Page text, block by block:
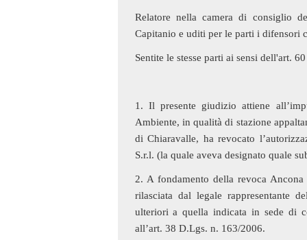
Relatore nella camera di consiglio
Capitanio e uditi per le parti i difensori
Sentite le stesse parti ai sensi dell'art.
1. Il presente giudizio attiene
Ambiente, in qualità di stazione
di Chiaravalle, ha revocato
S.r.l. (la quale aveva designato quale
2. A fondamento della revoca
rilasciata dal legale rappresentante
ulteriori a quella indicata in sede di
all’art. 38 D.Lgs. n. 163/2006.